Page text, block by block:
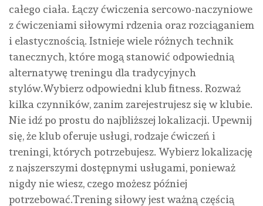
całego ciała. Łączy ćwiczenia sercowo-naczyniowe
z ćwiczeniami siłowymi rdzenia oraz rozciąganiem
i elastycznością. Istnieje wiele różnych technik
tanecznych, które mogą stanowić odpowiednią
alternatywę treningu dla tradycyjnych
stylów.Wybierz odpowiedni klub fitness. Rozważ
kilka czynników, zanim zarejestrujesz się w klubie.
Nie idź po prostu do najbliższej lokalizacji. Upewnij
się, że klub oferuje usługi, rodzaje ćwiczeń i
treningi, których potrzebujesz. Wybierz lokalizację
z najszerszymi dostępnymi usługami, ponieważ
nigdy nie wiesz, czego możesz później
potrzebować.Trening siłowy jest ważną częścią